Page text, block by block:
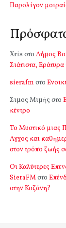
Παρολίγον
Xris στο Δήμος
Σιάτιστα,
sierafm στο
Σιμος Μιμής στο
κέντρο
Το Μυστικό μιας
Αγχος και
στον τρόπο ζωής
Οι Καλύτερες
SieraFMστο
στην Κοζάνη?